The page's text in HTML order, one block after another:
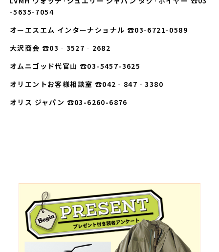
-5635-7054
オーエスエム インターナショナル ☎03-6721-0589
大沢商会 ☎03‐3527‐2682
オムニゴッド代官山 ☎03-5457-3625
オリエントお客様相談室 ☎042‐847‐3380
オリス ジャパン ☎03-6260-6876